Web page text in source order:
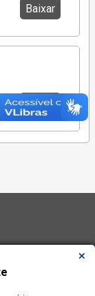
Baixar
Baixar